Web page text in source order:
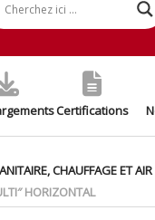
Certifications
CHAUFFAGE ET
HORIZONTAL